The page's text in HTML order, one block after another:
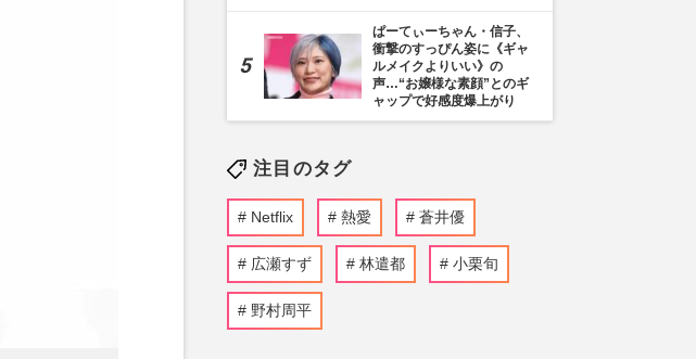
ぱーてぃーちゃん・信子、
衝撃のすっぴん姿に《ギャ
ルメイクよりいい》の
声…“お嬢様な素顔”とのギ
ャップで好感度爆上がり
注目のタグ
Netflix 熱愛 蒼井優
広瀬すず 林遣都 小栗旬
野村周平